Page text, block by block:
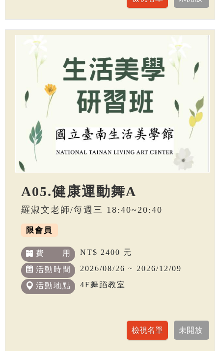
A05.健康運動舞A
羅淑文老師/每週三 18:40~20:40
限會員
費 用 NT$ 2400 元
活動時間 2026/08/26 ~ 2026/12/09
活動地點 4F舞蹈教室